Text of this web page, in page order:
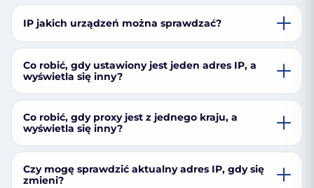
IP jakich urządzeń można sprawdzać?
Co robić, gdy ustawiony jest jeden adres IP, a
wyświetla się inny?
Co robić, gdy proxy jest z jednego kraju, a
wyświetla się inny?
Czy mogę sprawdzić aktualny adres IP, gdy się
zmieni?